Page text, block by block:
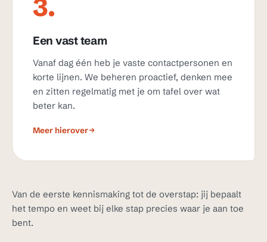
3.
Een vast team
Vanaf dag één heb je vaste contactpersonen en
korte lijnen. We beheren proactief, denken mee
en zitten regelmatig met je om tafel over wat
beter kan.
Meer hierover
Van de eerste kennismaking tot de overstap: jij bepaalt
het tempo en weet bij elke stap precies waar je aan toe
bent.